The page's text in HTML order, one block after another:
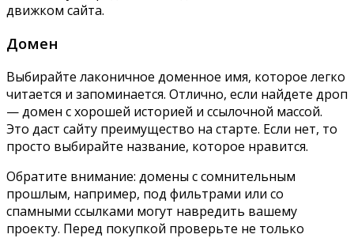
движком сайта.
Домен
Выбирайте лаконичное доменное имя, которое легко
читается и запоминается. Отлично, если найдете дроп
— домен с хорошей историей и ссылочной массой.
Это даст сайту преимущество на старте. Если нет, то
просто выбирайте название, которое нравится.
Обратите внимание: домены с сомнительным
прошлым, например, под фильтрами или со
спамными ссылками могут навредить вашему
проекту. Перед покупкой проверьте не только